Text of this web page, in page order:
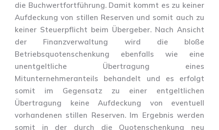
die Buchwertfortführung. Damit kommt es zu keiner
Aufdeckung von stillen Reserven und somit auch zu
keiner Steuerpflicht beim Übergeber. Nach Ansicht
der Finanzverwaltung wird die bloße
Betriebsquotenschenkung ebenfalls wie eine
unentgeltliche Übertragung eines
Mitunternehmeranteils behandelt und es erfolgt
somit im Gegensatz zu einer entgeltlichen
Übertragung keine Aufdeckung von eventuell
vorhandenen stillen Reserven. Im Ergebnis werden
somit in der durch die Quotenschenkung neu